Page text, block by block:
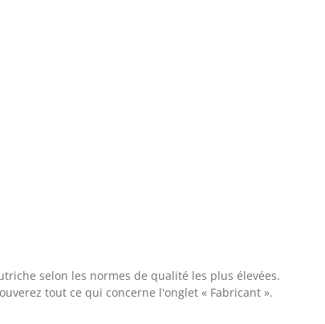
selon les normes de qualité les plus élevées.
tout ce qui concerne l'onglet « Fabricant ».